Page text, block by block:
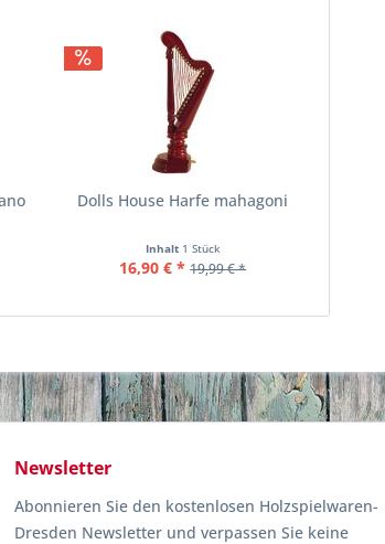
Dolls House Harfe mahagoni
Inhalt 1 Stück
16,90 € * 19,99 € *
Newsletter
Abonnieren Sie den kostenlosen Holzspielwaren-
Dresden Newsletter und verpassen Sie keine